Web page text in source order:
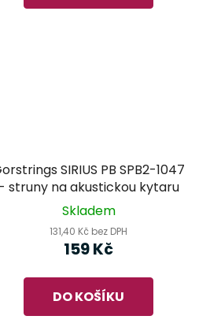
SIRIUS PB SPB2-1047
- struny na akustickou kytaru
Skladem
131,40 Kč bez DPH
159 Kč
DO KOŠÍKU